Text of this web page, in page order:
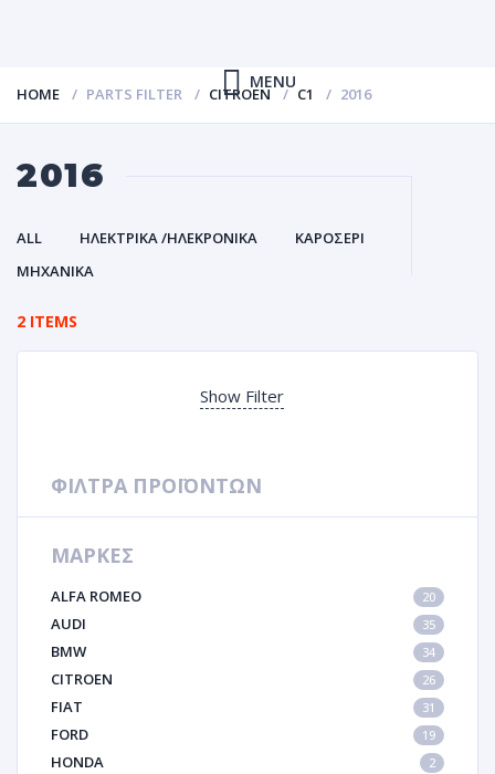
MENU
HOME PARTS FILTER CITROEN C1 2016
2016
ALL ΗΛΕΚΤΡΙΚΑ /ΗΛΕΚΡΟΝΙΚΑ
ΚΑΡΟΣΕΡΙ
ΜΗΧΑΝΙΚΑ
2 ITEMS
Show Filter
ΦΙΛΤΡΑ ΠΡΟΪΟΝΤΩΝ
ΜΑΡΚΕΣ
ALFA ROMEO 20
AUDI 35
BMW 34
CITROEN 26
FIAT 31
FORD 19
HONDA 2